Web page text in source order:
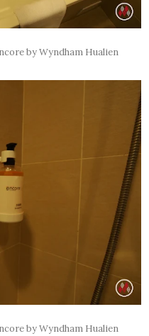
by Wyndham Hualien
by Wyndham Hualien